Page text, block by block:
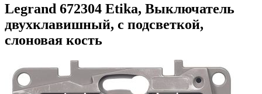
Legrand 672304 Etika, Выключатель
двухклавишный, с подсветкой,
слоновая кость